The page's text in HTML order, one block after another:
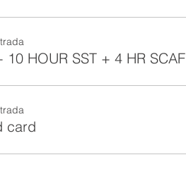
10 HOUR SST + 4 HR SCAF
card